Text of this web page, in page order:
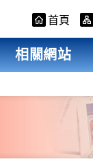
首頁
相關網站